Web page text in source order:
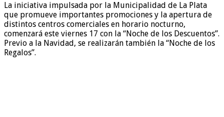
La iniciativa impulsada por la Municipalidad de La Plata
que promueve importantes promociones y la apertura de
distintos centros comerciales en horario nocturno,
comenzará este viernes 17 con la “Noche de los Descuentos”.
Previo a la Navidad, se realizarán también la “Noche de los
Regalos”.